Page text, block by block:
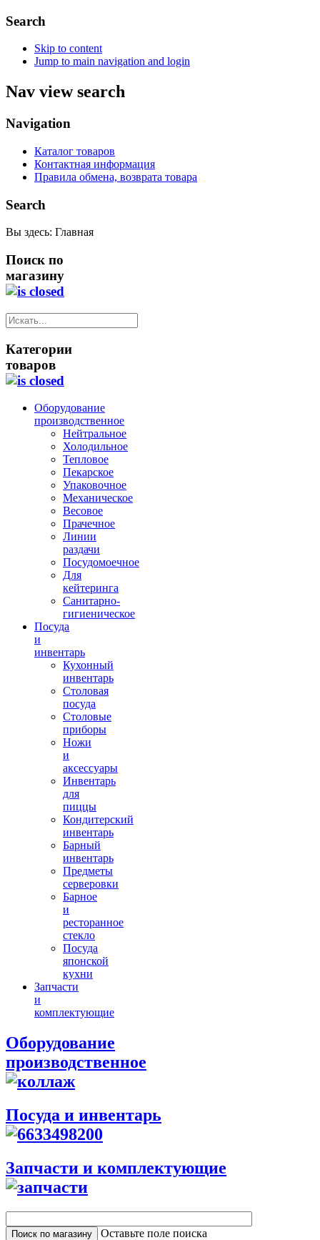
Search
Skip to content
Jump to main navigation and login
Nav view search
Navigation
Каталог товаров
Контактная информация
Правила обмена, возврата товара
Search
Вы здесь: Главная
Поиск по
магазину
Категории
товаров
Оборудование
производственное
Нейтральное
Холодильное
Тепловое
Пекарское
Упаковочное
Механическое
Весовое
Прачечное
Линии
раздачи
Посудомоечное
Для
кейтеринга
Санитарно-
гигиеническое
Посуда
и
инвентарь
Кухонный
инвентарь
Столовая
посуда
Столовые
приборы
Ножи
и
аксессуары
Инвентарь
для
пиццы
Кондитерский
инвентарь
Барный
инвентарь
Предметы
серверовки
Барное
и
ресторанное
стекло
Посуда
японской
кухни
Запчасти
и
комплектующие
Оборудование
производственное
Посуда и инвентарь
Запчасти и комплектующие
Оставьте поле поиска